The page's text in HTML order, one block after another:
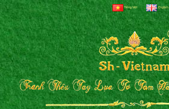
Tiếng Việt English